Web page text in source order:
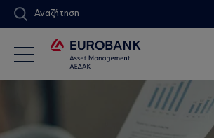
Αναζήτηση